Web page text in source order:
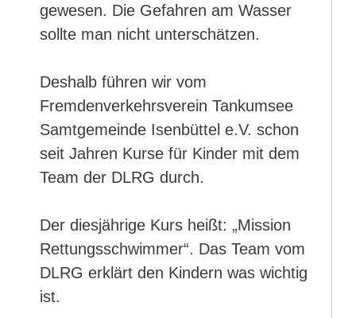
gewesen. Die Gefahren am Wasser
sollte man nicht unterschätzen.
Deshalb führen wir vom
Fremdenverkehrsverein Tankumsee
Samtgemeinde Isenbüttel e.V. schon
seit Jahren Kurse für Kinder mit dem
Team der DLRG durch.
Der diesjährige Kurs heißt: „Mission
Rettungsschwimmer“. Das Team vom
DLRG erklärt den Kindern was wichtig
ist.